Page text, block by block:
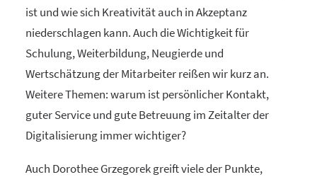
ist und wie sich Kreativität auch in Akzeptanz
niederschlagen kann. Auch die Wichtigkeit für
Schulung, Weiterbildung, Neugierde und
Wertschätzung der Mitarbeiter reißen wir kurz an.
Weitere Themen: warum ist persönlicher Kontakt,
guter Service und gute Betreuung im Zeitalter der
Digitalisierung immer wichtiger?
Auch Dorothee Grzegorek greift viele der Punkte,